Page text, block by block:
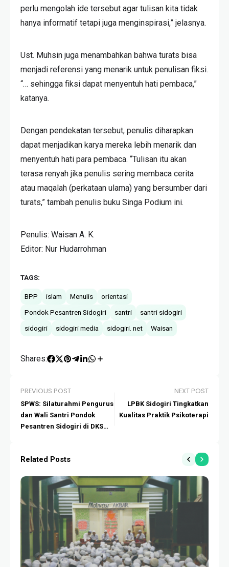
perlu mengolah ide tersebut agar tulisan kita tidak
hanya informatif tetapi juga menginspirasi,” jelasnya.
Ust. Muhsin juga menambahkan bahwa turats bisa
menjadi referensi yang menarik untuk penulisan fiksi.
“… sehingga fiksi dapat menyentuh hati pembaca,”
katanya.
Dengan pendekatan tersebut, penulis diharapkan
dapat menjadikan karya mereka lebih menarik dan
menyentuh hati para pembaca. “Tulisan itu akan
terasa renyah jika penulis sering membaca cerita
atau maqalah (perkataan ulama) yang bersumber dari
turats,” tambah penulis buku Singa Podium ini.
Penulis: Waisan A. K.
Editor: Nur Hudarrohman
TAGS:
BPP islam Menulis
orientasi
Pondok Pesantren Sidogiri
santri
santri sidogiri
sidogiri
sidogiri media sidogiri. net Waisan
Shares:
PREVIOUS POST
SPWS: Silaturahmi Pengurus
dan Wali Santri Pondok
Pesantren Sidogiri di DKS
NEXT POST
LPBK Sidogiri Tingkatkan
Kualitas Praktik Psikoterapi
Related Posts